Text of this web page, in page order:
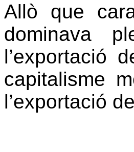
Allò que
dominava
l’exportació
capitalisme
l’exportació de